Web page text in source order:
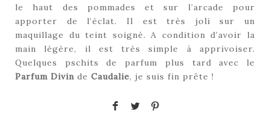
le haut des pommades et sur l’arcade pour
apporter de l’éclat. Il est très joli sur un
maquillage du teint soigné. A condition d’avoir la
main légère, il est très simple à apprivoiser.
Quelques pschits de parfum plus tard avec le
Parfum Divin de Caudalie, je suis fin prête !